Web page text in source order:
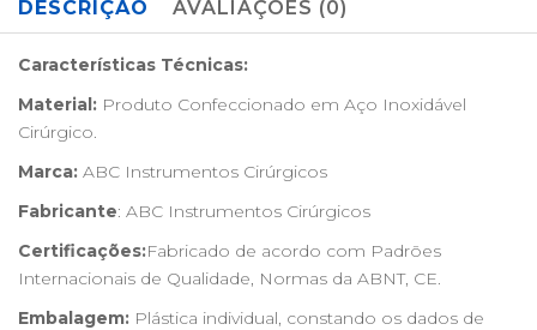
DESCRIÇÃO AVALIAÇÕES (0)
Características Técnicas:
Material: Produto Confeccionado em Aço Inoxidável
Cirúrgico.
Marca: ABC Instrumentos Cirúrgicos
Fabricante: ABC Instrumentos Cirúrgicos
Certificações:Fabricado de acordo com Padrões
Internacionais de Qualidade, Normas da ABNT, CE.
Embalagem: Plástica individual, constando os dados de